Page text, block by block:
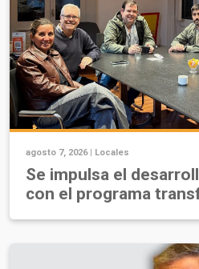
agosto 7, 2026 | Locales
Se impulsa el
con el programa